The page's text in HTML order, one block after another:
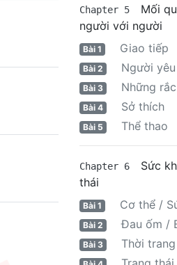
Chapter 5
Mối
người với người
Bài 1 Giao tiếp
Bài 2 Người yêu
Bài 3 Những
Bài 4 Sở thích
Bài 5 Thể thao
Chapter 6
Sức
thái
Bài 1 Cơ thể /
Bài 2 Đau ốm /
Bài 3 Thời trang